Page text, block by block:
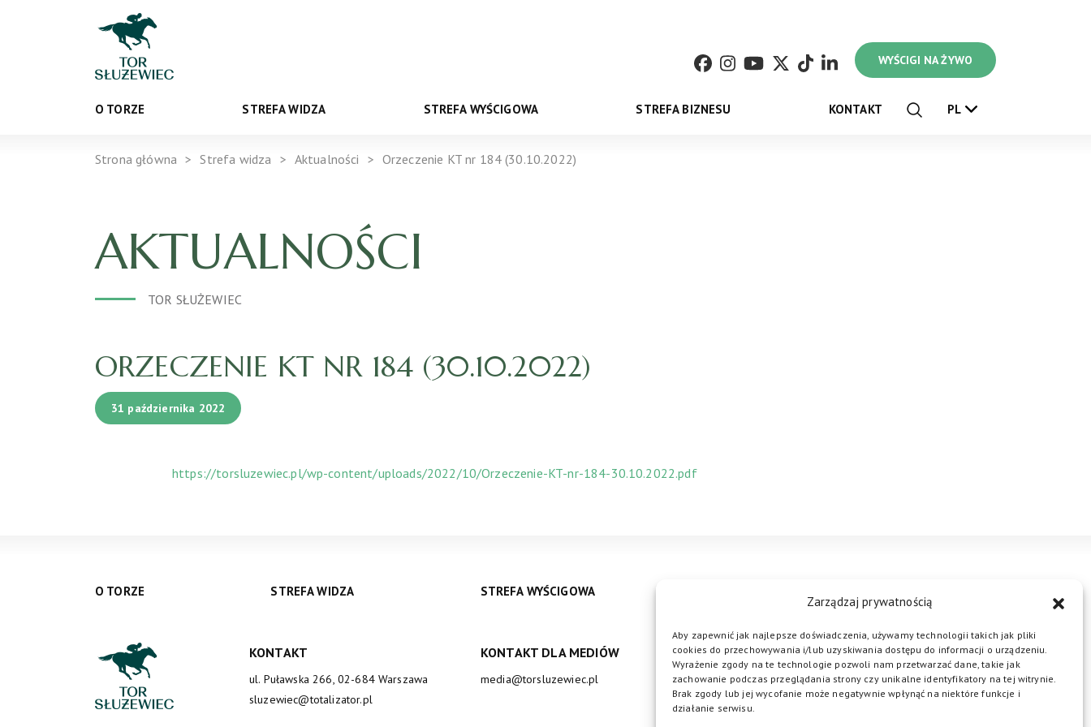
Zarządzaj prywatnością
Aby zapewnić jak najlepsze doświadczenia, używamy technologii takich jak pliki
cookies do przechowywania i/lub uzyskiwania dostępu do informacji o urządzeniu.
Wyrażenie zgody na te technologie pozwoli nam przetwarzać dane, takie jak
zachowanie podczas przeglądania strony czy unikalne identyfikatory na tej witrynie.
Brak zgody lub jej wycofanie może negatywnie wpłynąć na niektóre funkcje i
działanie serwisu.
WYŚCIGI NA ŻYWO
O TORZE STREFA WIDZA STREFA WYŚCIGOWA STREFA BIZNESU KONTAKT PL
Strona główna Strefa widza Aktualności Orzeczenie KT nr 184 (30.10.2022)
AKTUALNOŚCI
TOR SŁUŻEWIEC
ORZECZENIE KT NR 184 (30.10.2022)
31 października 2022
https://torsluzewiec.pl/wp-content/uploads/2022/10/Orzeczenie-KT-nr-184-30.10.2022.pdf
O TORZE STREFA WIDZA STREFA WYŚCIGOWA
KONTAKT
ul. Puławska 266, 02-684 Warszawa
sluzewiec@totalizator.pl
KONTAKT DLA MEDIÓW
media@torsluzewiec.pl
DOŁĄCZ DO NAS